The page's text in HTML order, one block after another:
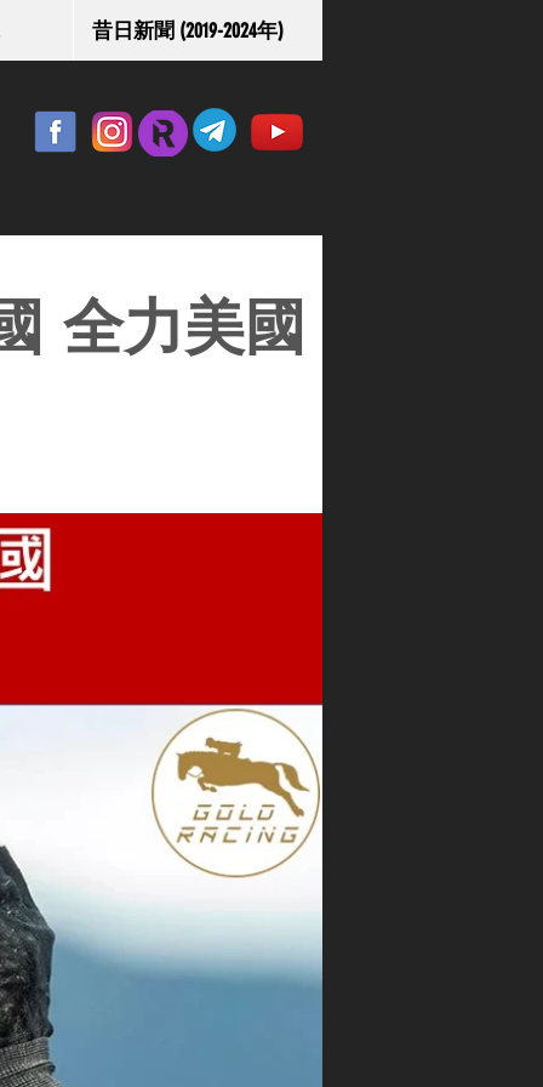
昔日新聞 (2019-2024年)
全力美國